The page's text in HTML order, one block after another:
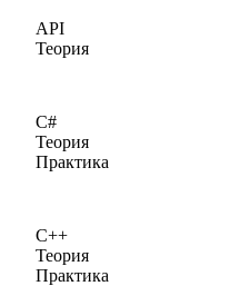
API
Теория
C#
Теория
Практика
C++
Теория
Практика